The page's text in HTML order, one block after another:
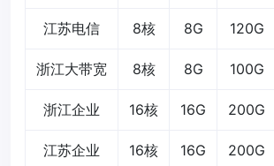
江苏电信 8核 8G 120G
浙江大带宽 8核 8G 100G
浙江企业 16核 16G 200G
江苏企业 16核 16G 200G